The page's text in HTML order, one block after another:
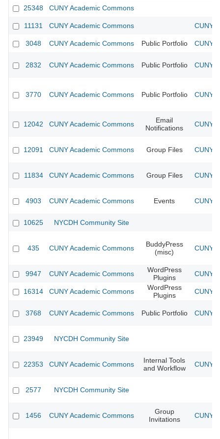
25348 CUNY Academic Commons
11131 CUNY Academic Commons CUNY
3048 CUNY Academic Commons Public Portfolio CUNY
2832 CUNY Academic Commons Public Portfolio CUNY
3770 CUNY Academic Commons Public Portfolio CUNY
12042 CUNY Academic Commons
Email
Notifications
CUNY
12091 CUNY Academic Commons Group Files CUNY
11834 CUNY Academic Commons Group Files CUNY
4903 CUNY Academic Commons Events CUNY
10625 NYCDH Community Site
435 CUNY Academic Commons
BuddyPress
(misc)
CUNY
9947 CUNY Academic Commons
WordPress
Plugins
CUNY
16314 CUNY Academic Commons
WordPress
Plugins
CUNY
3768 CUNY Academic Commons Public Portfolio CUNY
23949 NYCDH Community Site
22353 CUNY Academic Commons
Internal Tools
and Workflow
CUNY
2577 NYCDH Community Site
1456 CUNY Academic Commons
Group
Invitations
CUNY